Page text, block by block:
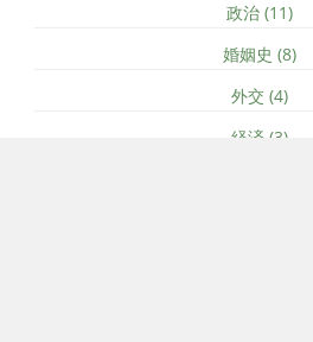
政治 (11)
婚姻史 (8)
外交 (4)
経済 (3)